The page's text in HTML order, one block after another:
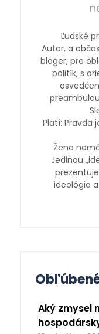
Ľudské
Autor, a
bloger, pre
politík, s
Platí: Pravda
Žena
Jedinou
ideológia
Aký zmysel